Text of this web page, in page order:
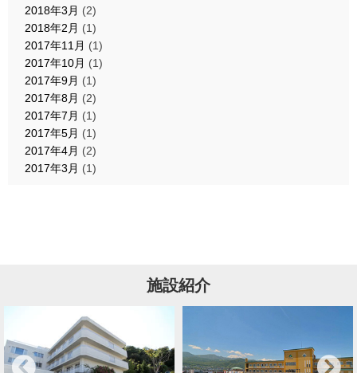
2018年3月 (2)
2018年2月 (1)
2017年11月 (1)
2017年10月 (1)
2017年9月 (1)
2017年8月 (2)
2017年7月 (1)
2017年5月 (1)
2017年4月 (2)
2017年3月 (1)
施設紹介